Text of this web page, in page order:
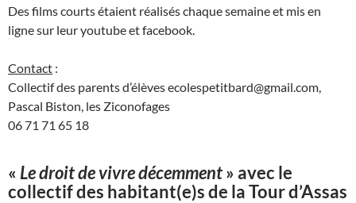
Des films courts étaient réalisés chaque semaine et mis en
ligne sur leur youtube et facebook.
Contact :
Collectif des parents d’élèves ecolespetitbard@gmail.com,
Pascal Biston, les Ziconofages
06 71 71 65 18
« Le droit de vivre décemment» avec le
collectif des habitant(e)s de la Tour d’Assas